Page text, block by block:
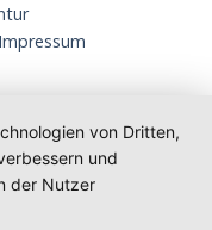
Impressum
von Dritten,
und
der Nutzer